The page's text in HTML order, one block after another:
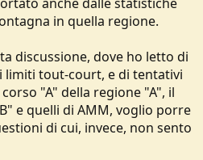
in quella regione.
discussione, dove ho letto di
limiti tout-court, e di tentativi
"A" della regione "A", il
e quelli di AMM, voglio porre
di cui, invece, non sento